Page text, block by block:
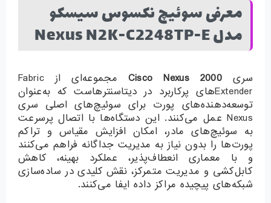
معرفی سوئیچ نکسوس سیسکو
مدل Nexus N2K-C2248TP-E
سری Cisco Nexus 2000
مجموعه‌ای از Fabric
Extenderهای پرکاربرد در دیتاسنترهاست که به‌عنوان
توسعه‌دهنده‌های پورت برای سوئیچ‌های اصلی سری
Nexus عمل می‌کنند. این دستگاه‌ها با اتصال پرسرعت
به سوئیچ‌های مادر، امکان افزایش مقیاس و تراکم
پورت‌ها را بدون نیاز به مدیریت جداگانه فراهم می‌کنند
و با معماری انعطاف‌پذیر، عملکرد بهینه، کاهش
کابل‌کشی و مدیریت متمرکز، نقش کلیدی در ساده‌سازی
شبکه‌های پیچیده مراکز داده ایفا می‌کنند.